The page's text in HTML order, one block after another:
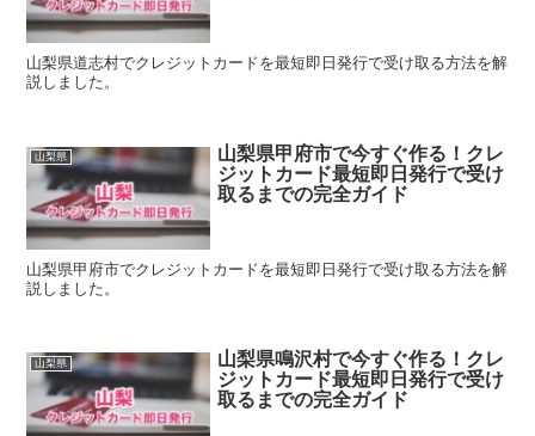
山梨県道志村でクレジットカードを最短即日発行で受け取る方法を解
説しました。
山梨県
山梨県甲府市で今すぐ作る！クレ
ジットカード最短即日発行で受け
取るまでの完全ガイド
山梨県甲府市でクレジットカードを最短即日発行で受け取る方法を解
説しました。
山梨県
山梨県鳴沢村で今すぐ作る！クレ
ジットカード最短即日発行で受け
取るまでの完全ガイド